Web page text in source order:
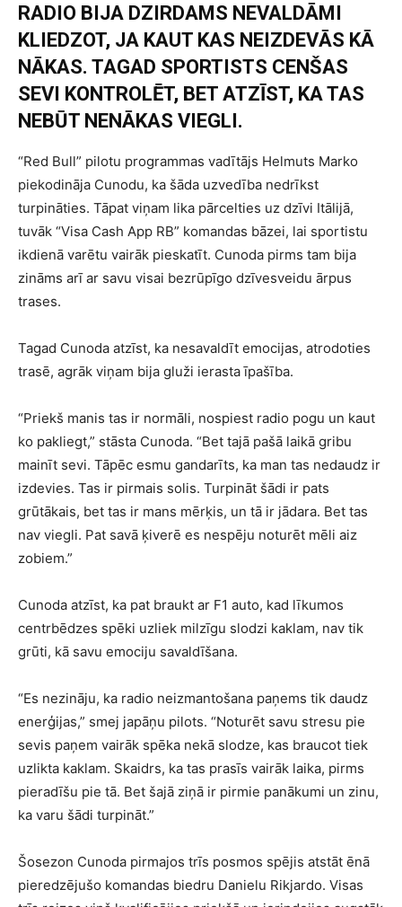
RADIO BIJA DZIRDAMS NEVALDĀMI
KLIEDZOT, JA KAUT KAS NEIZDEVĀS KĀ
NĀKAS. TAGAD SPORTISTS CENŠAS
SEVI KONTROLĒT, BET ATZĪST, KA TAS
NEBŪT NENĀKAS VIEGLI.
“Red Bull” pilotu programmas vadītājs Helmuts Marko
piekodināja Cunodu, ka šāda uzvedība nedrīkst
turpināties. Tāpat viņam lika pārcelties uz dzīvi Itālijā,
tuvāk “Visa Cash App RB” komandas bāzei, lai sportistu
ikdienā varētu vairāk pieskatīt. Cunoda pirms tam bija
zināms arī ar savu visai bezrūpīgo dzīvesveidu ārpus
trases.
Tagad Cunoda atzīst, ka nesavaldīt emocijas, atrodoties
trasē, agrāk viņam bija gluži ierasta īpašība.
“Priekš manis tas ir normāli, nospiest radio pogu un kaut
ko pakliegt,” stāsta Cunoda. “Bet tajā pašā laikā gribu
mainīt sevi. Tāpēc esmu gandarīts, ka man tas nedaudz ir
izdevies. Tas ir pirmais solis. Turpināt šādi ir pats
grūtākais, bet tas ir mans mērķis, un tā ir jādara. Bet tas
nav viegli. Pat savā ķiverē es nespēju noturēt mēli aiz
zobiem.”
Cunoda atzīst, ka pat braukt ar F1 auto, kad līkumos
centrbēdzes spēki uzliek milzīgu slodzi kaklam, nav tik
grūti, kā savu emociju savaldīšana.
“Es nezināju, ka radio neizmantošana paņems tik daudz
enerģijas,” smej japāņu pilots. “Noturēt savu stresu pie
sevis paņem vairāk spēka nekā slodze, kas braucot tiek
uzlikta kaklam. Skaidrs, ka tas prasīs vairāk laika, pirms
pieradīšu pie tā. Bet šajā ziņā ir pirmie panākumi un zinu,
ka varu šādi turpināt.”
Šosezon Cunoda pirmajos trīs posmos spējis atstāt ēnā
pieredzējušo komandas biedru Danielu Rikjardo. Visas